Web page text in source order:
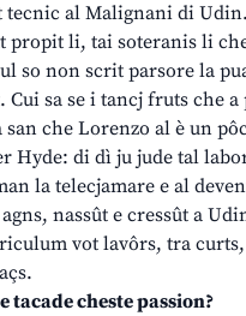
tecnic al Malignani di
propit li, tai soteranis li
so non scrit parsore la
Cui sa se i tancj fruts che a
san che Lorenzo al è un
Hyde: di dì ju jude tal
la telecjamare e al
nassût e cressût a
vot lavôrs, tra
tacade cheste passion?